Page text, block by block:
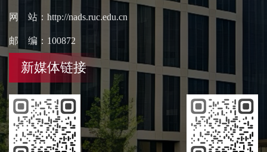
网 站：http://nads.ruc.edu.cn
邮 编：100872
新媒体链接